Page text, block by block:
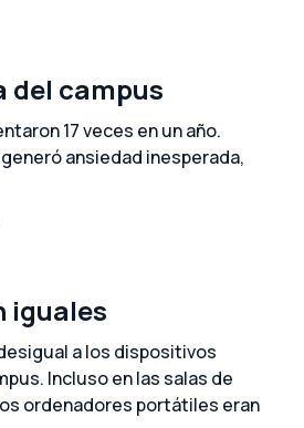
del campus
17 veces en un año.
ansiedad inesperada,
iguales
a los dispositivos
Incluso en las salas de
ordenadores portátiles eran